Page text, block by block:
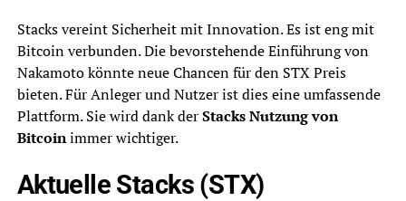
Stacks vereint Sicherheit mit Innovation. Es ist eng mit
Bitcoin verbunden. Die bevorstehende Einführung von
Nakamoto könnte neue Chancen für den STX Preis
bieten. Für Anleger und Nutzer ist dies eine umfassende
Plattform. Sie wird dank derStacks Nutzung von
Bitcoinimmer wichtiger.
Aktuelle Stacks (STX)